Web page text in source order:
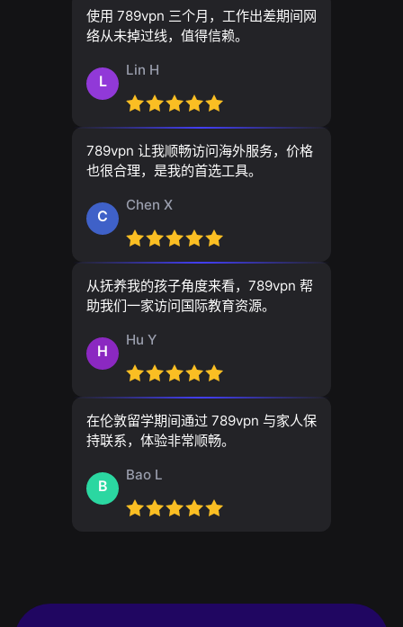
使用 789vpn 三个月，工作出差期间网
络从未掉过线，值得信赖。
L
Lin H
789vpn 让我顺畅访问海外服务，价格
也很合理，是我的首选工具。
C
Chen X
从抚养我的孩子角度来看，789vpn 帮
助我们一家访问国际教育资源。
H
Hu Y
在伦敦留学期间通过 789vpn 与家人保
持联系，体验非常顺畅。
B
Bao L